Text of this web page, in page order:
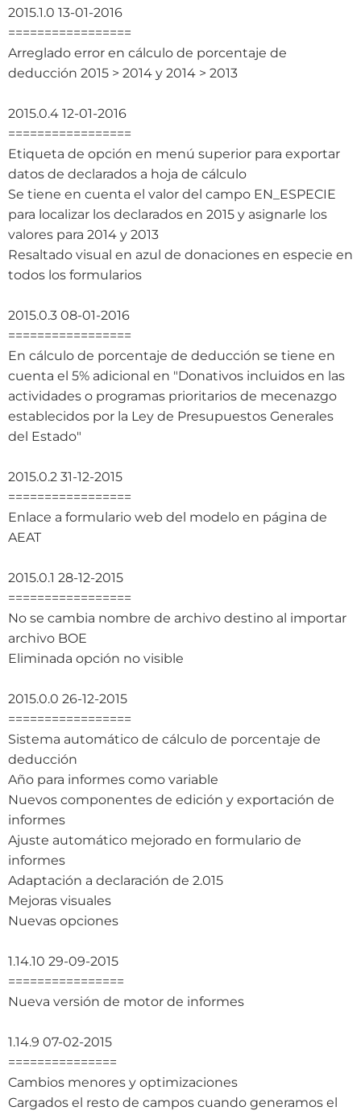
2015.1.0 13-01-2016
=================
Arreglado error en cálculo de porcentaje de
deducción 2015 > 2014 y 2014 > 2013
2015.0.4 12-01-2016
=================
Etiqueta de opción en menú superior para exportar
datos de declarados a hoja de cálculo
Se tiene en cuenta el valor del campo EN_ESPECIE
para localizar los declarados en 2015 y asignarle los
valores para 2014 y 2013
Resaltado visual en azul de donaciones en especie en
todos los formularios
2015.0.3 08-01-2016
=================
En cálculo de porcentaje de deducción se tiene en
cuenta el 5% adicional en "Donativos incluidos en las
actividades o programas prioritarios de mecenazgo
establecidos por la Ley de Presupuestos Generales
del Estado"
2015.0.2 31-12-2015
=================
Enlace a formulario web del modelo en página de
AEAT
2015.0.1 28-12-2015
=================
No se cambia nombre de archivo destino al importar
archivo BOE
Eliminada opción no visible
2015.0.0 26-12-2015
=================
Sistema automático de cálculo de porcentaje de
deducción
Año para informes como variable
Nuevos componentes de edición y exportación de
informes
Ajuste automático mejorado en formulario de
informes
Adaptación a declaración de 2.015
Mejoras visuales
Nuevas opciones
1.14.10 29-09-2015
================
Nueva versión de motor de informes
1.14.9 07-02-2015
===============
Cambios menores y optimizaciones
Cargados el resto de campos cuando generamos el